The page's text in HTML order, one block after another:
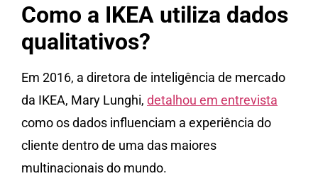
Como a IKEA utiliza dados
qualitativos?
Em 2016, a diretora de inteligência de mercado
da IKEA, Mary Lunghi, detalhou em entrevista
como os dados influenciam a experiência do
cliente dentro de uma das maiores
multinacionais do mundo.